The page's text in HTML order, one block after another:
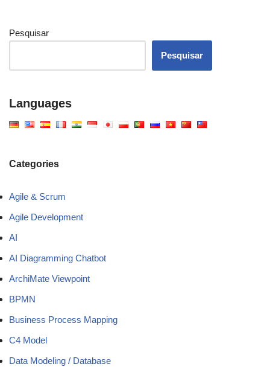
Pesquisar
Pesquisar
Languages
Categories
Agile & Scrum
Agile Development
AI
AI Diagramming Chatbot
ArchiMate Viewpoint
BPMN
Business Process Mapping
C4 Model
Data Modeling / Database